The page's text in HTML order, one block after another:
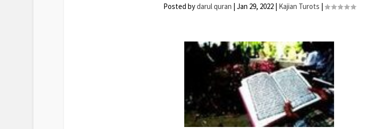
Posted bydarul quran Jan 29, 2022| Kajian Turots